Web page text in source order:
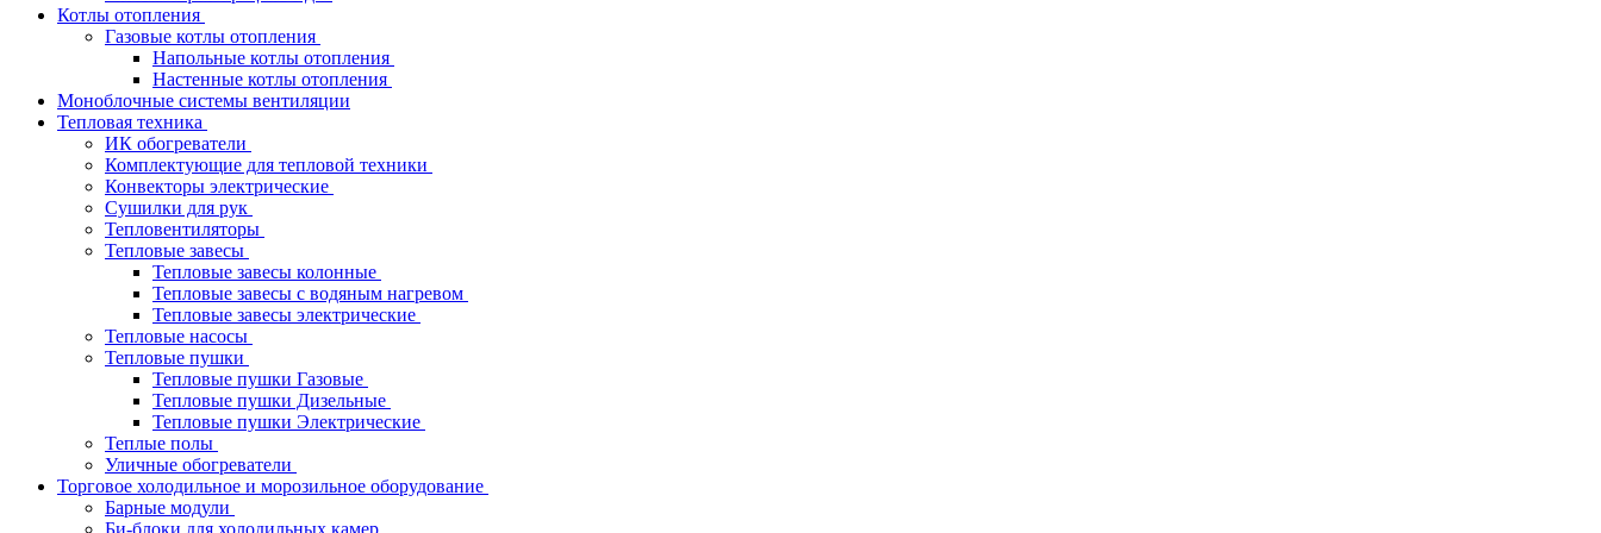
Котлы отопления
Газовые котлы отопления
Напольные котлы отопления
Настенные котлы отопления
Моноблочные системы вентиляции
Тепловая техника
ИК обогреватели
Комплектующие для тепловой техники
Конвекторы электрические
Сушилки для рук
Тепловентиляторы
Тепловые завесы
Тепловые завесы колонные
Тепловые завесы с водяным нагревом
Тепловые завесы электрические
Тепловые насосы
Тепловые пушки
Тепловые пушки Газовые
Тепловые пушки Дизельные
Тепловые пушки Электрические
Теплые полы
Уличные обогреватели
Торговое холодильное и морозильное оборудование
Барные модули
Би-блоки для холодильных камер